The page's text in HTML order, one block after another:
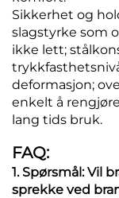
Sikkerhet og
slagstyrke som
ikke lett;
deformasjon;
enkelt å
lang tids bruk.
FAQ:
1. Spørsmål: Vil
sprekke ved